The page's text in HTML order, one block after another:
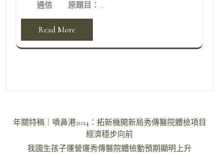
通信 原題目：...
Read More
文
年關特稿｜噴鼻港2024：拓新機開新局秀傳醫院體檢項目
經濟穩步向前
我國生孩子運營運秀傳醫院體檢動預期顯明上升